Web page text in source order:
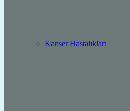
Kanser Hastalıkları